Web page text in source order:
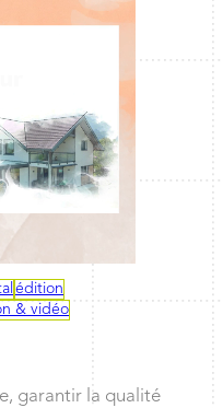
édition
& vidéo
garantir la qualité